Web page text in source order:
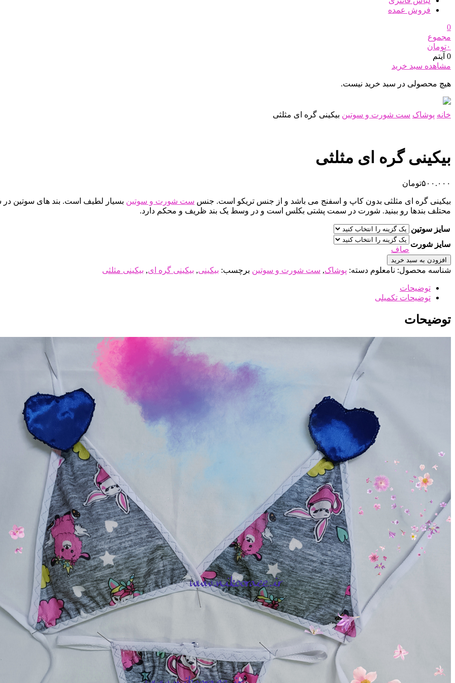
فروش عمده
0
مجموع
۰تومان
0 آیتم
مشاهده سبد خرید
هیچ محصولی در سبد خرید نیست.
خانه پوشاک ست شورت و سوتین بیکینی گره ای مثلثی
بیکینی گره ای مثلثی
۵۰۰.۰۰۰تومان
بیکینی گره ای مثلثی بدون کاپ و اسفنج می باشد و از جنس تریکو است. جنس ست شورت و سوتین بسیار لطیف است. بند های سوتین در
محتلف بندها رو ببنید. شورت در سمت پشتی بکلس است و در وسط یک بند ظریف و محکم دارد.
سایز سوتین
سایز شورت
صاف
افزودن به سبد خرید
شناسه محصول: نامعلوم دسته: پوشاک, ست شورت و سوتین برچسب: بیکینی, بیکینی گره ای, بیکینی مثلثی
توضیحات
توضیحات تکمیلی
توضیحات